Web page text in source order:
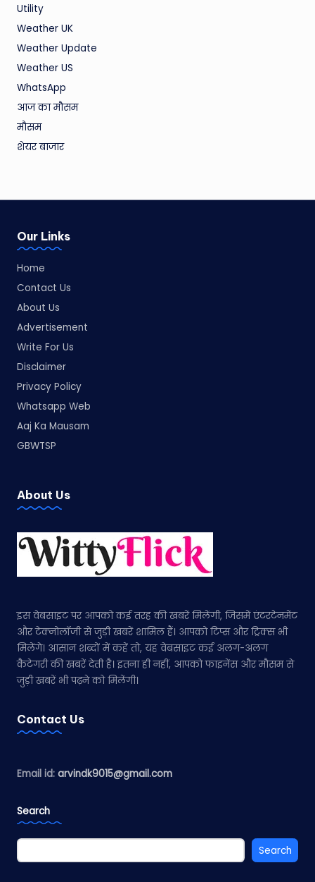
Utility
Weather UK
Weather Update
Weather US
WhatsApp
आज का मौसम
मौसम
शेयर बाजार
Our Links
Home
Contact Us
About Us
Advertisement
Write For Us
Disclaimer
Privacy Policy
Whatsapp Web
Aaj Ka Mausam
GBWTSP
About Us
इस वेबसाइट पर आपको कई तरह की खबरें मिलेंगी, जिसमें एंटरटेनमेंट
और टेक्नोलॉजी से जुड़ी खबरें शामिल हैं। आपको टिप्स और ट्रिक्स भी
मिलेंगे। आसान शब्दों में कहें तो, यह वेबसाइट कई अलग-अलग
कैटेगरी की खबरें देती है। इतना ही नहीं, आपको फाइनेंस और मौसम से
जुड़ी खबरें भी पढ़ने को मिलेंगी।
Contact Us
Email id: arvindk9015@gmail.com
Search
Search